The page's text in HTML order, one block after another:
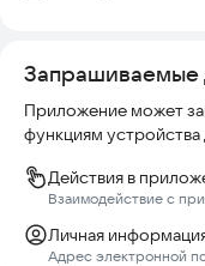
Запрашиваемые
Приложение может
функциям
Действия в
Взаимодействие с
Личная
Адрес электронной